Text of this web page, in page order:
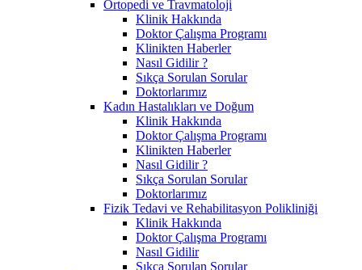
Ortopedi ve Travmatoloji
Klinik Hakkında
Doktor Çalışma Programı
Klinikten Haberler
Nasıl Gidilir ?
Sıkça Sorulan Sorular
Doktorlarımız
Kadın Hastalıkları ve Doğum
Klinik Hakkında
Doktor Çalışma Programı
Klinikten Haberler
Nasıl Gidilir ?
Sıkça Sorulan Sorular
Doktorlarımız
Fizik Tedavi ve Rehabilitasyon Polikliniği
Klinik Hakkında
Doktor Çalışma Programı
Nasıl Gidilir
Sıkça Sorulan Sorular